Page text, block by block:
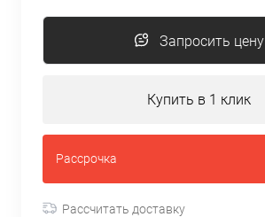
Запросить цену
Купить в 1 клик
Рассрочка
Рассчитать доставку